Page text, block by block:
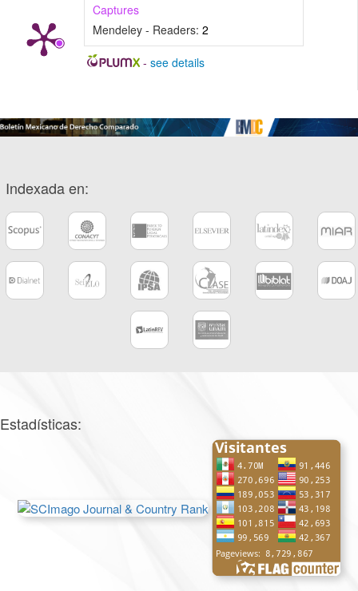
Captures
Mendeley - Readers: 2
- see details
Indexada en:
Estadísticas: